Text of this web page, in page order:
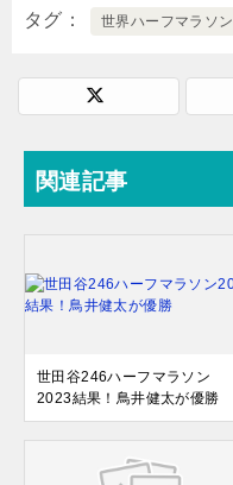
タグ 世界ハーフマラソン
関連記事
世田谷246ハーフマラソン
2023結果！⿃井健太が優勝